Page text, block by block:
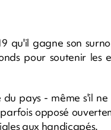
qu'il gagne son
pour soutenir les
pays - même s'il
parfois opposé
aux handicapés.